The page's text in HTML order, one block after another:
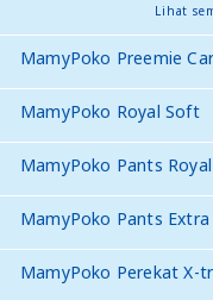
Lihat
MamyPoko Preemie
MamyPoko Royal Soft
MamyPoko Pants
MamyPoko Pants
MamyPoko Perekat X-